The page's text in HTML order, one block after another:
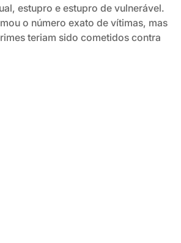
estupro e estupro de vulnerável.
o número exato de vítimas, mas
teriam sido cometidos contra